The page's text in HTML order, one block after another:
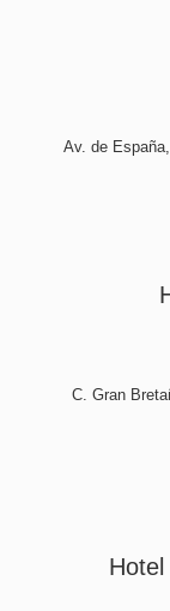
Av. de
C. Gran